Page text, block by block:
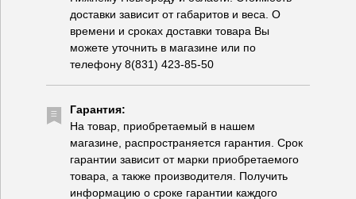
доставки зависит от габаритов и веса. О
времени и сроках доставки товара Вы
можете уточнить в магазине или по
телефону 8(831) 423-85-50
Гарантия:
На товар, приобретаемый в нашем
магазине, распространяется гарантия. Срок
гарантии зависит от марки приобретаемого
товара, а также производителя. Получить
информацию о сроке гарантии каждого